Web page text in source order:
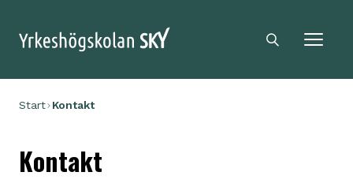
Sky logga
Sökikon
Start Kontakt
Kontakt